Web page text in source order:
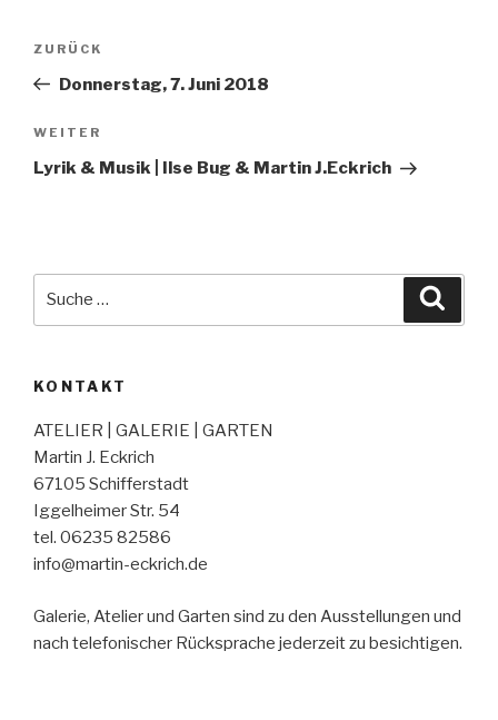
Beitragsnavigation
Vorheriger
Beitrag
ZURÜCK
Donnerstag, 7. Juni 2018
Nächster
Beitrag
WEITER
Lyrik & Musik | Ilse Bug & Martin J.Eckrich
KONTAKT
ATELIER | GALERIE | GARTEN
Martin J. Eckrich
67105 Schifferstadt
Iggelheimer Str. 54
tel. 06235 82586
info@martin-eckrich.de
Galerie, Atelier und Garten sind zu den Ausstellungen und
nach telefonischer Rücksprache jederzeit zu besichtigen.